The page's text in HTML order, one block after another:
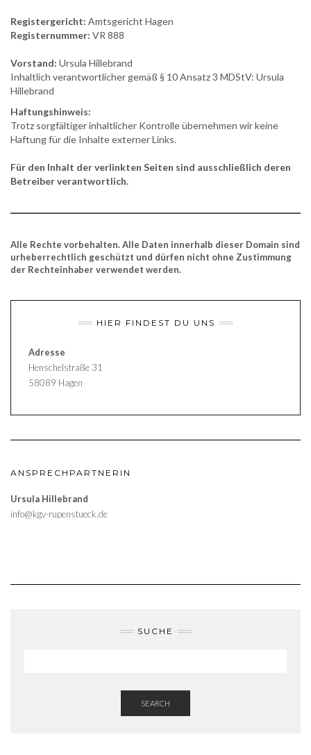
Registergericht: Amtsgericht Hagen
Registernummer: VR 888
Vorstand: Ursula Hillebrand
Inhaltlich verantwortlicher gemäß § 10 Ansatz 3 MDStV: Ursula
Hillebrand
Haftungshinweis:
Trotz sorgfältiger inhaltlicher Kontrolle übernehmen wir keine
Haftung für die Inhalte externer Links.
Für den Inhalt der verlinkten Seiten sind ausschließlich deren
Betreiber verantwortlich.
Alle Rechte vorbehalten. Alle Daten innerhalb dieser Domain sind
urheberrechtlich geschützt und dürfen nicht ohne Zustimmung
der Rechteinhaber verwendet werden.
HIER FINDEST DU UNS
Adresse
Henschelstraße 31
58089 Hagen
ANSPRECHPARTNERIN
Ursula Hillebrand
info@kgv-rupenstueck.de
SUCHE
SEARCH